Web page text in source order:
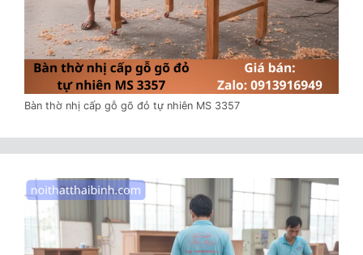
Bàn thờ nhị cấp gỗ gõ đỏ tự nhiên MS 3357